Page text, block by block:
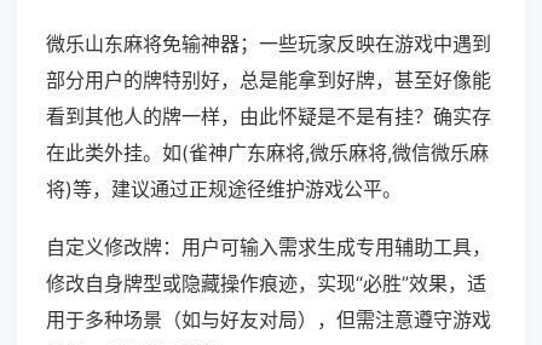
微乐山东麻将免输神器；一些玩家反映在游戏中遇到
部分用户的牌特别好，总是能拿到好牌，甚至好像能
看到其他人的牌一样，由此怀疑是不是有挂？确实存
在此类外挂。如(雀神广东麻将,微乐麻将,微信微乐麻
将)等，建议通过正规途径维护游戏公平。
自定义修改牌：用户可输入需求生成专用辅助工具，
修改自身牌型或隐藏操作痕迹，实现“必胜”效果，适
用于多种场景（如与好友对局），但需注意遵守游戏